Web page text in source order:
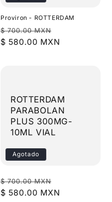
Proviron - ROTTERDAM
Precio
habitual
$ 700.00 MXN
de
$ 580.00 MXN
ROTTERDAM
PARABOLAN
PLUS 300MG-
10ML VIAL
Agotado
Precio
habitual
$ 700.00 MXN
de
$ 580.00 MXN